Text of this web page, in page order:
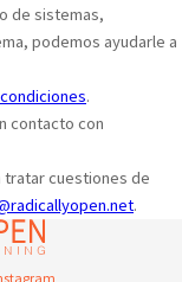
de sistemas,
podemos ayudarle a
.
contacto con
tratar cuestiones de
.